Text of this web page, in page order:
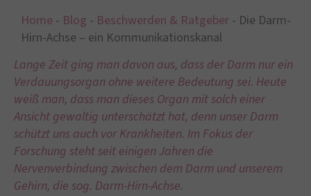
Home - Blog - Beschwerden & Ratgeber - Die Darm-
Hirn-Achse – ein Kommunikationskanal
Lange Zeit ging man davon aus, dass der Darm nur ein
Verdauungsorgan ohne weitere Bedeutung sei. Heute
weiß man, dass man dieses Organ mit solch einer
Ansicht gewaltig unterschätzt hat, denn unser Darm
schützt uns auch vor Krankheiten. Im Fokus der
Forschung steht seit einigen Jahren die
Nervenverbindung zwischen dem Darm und unserem
Gehirn, die sog. Darm-Hirn-Achse.